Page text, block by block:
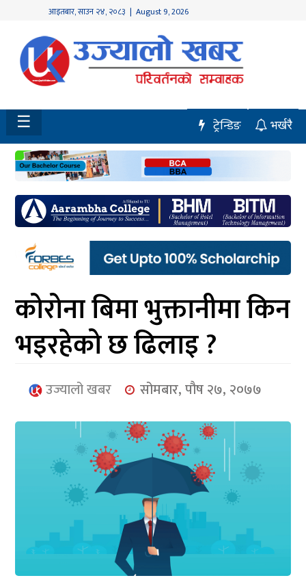
आइतबार,साउन २४, २०८३ | August 9, 2026
होमपेज
नवलपुर
विशेष
मध्य
नेपाल
चितवन
सेरोफेरो
समाचार
आर्थिक
मनोरञ्जन
खेलकुद
युनिकोड
☰ भर्खरै
ट्रेन्डिङ
कोरोना बिमा भुक्तानीमा किन
भइरहेको छ ढिलाइ ?
उज्यालो खबर सोमबार, पौष २७, २०७७